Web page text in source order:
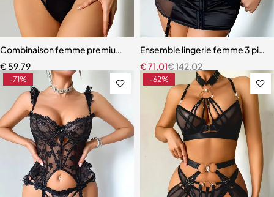
Combinaison femme premium – Design moderne avec effet galbant
€ 59,79
Ensemble lingerie femme 3
€142,02
€71,01
-71% -62%